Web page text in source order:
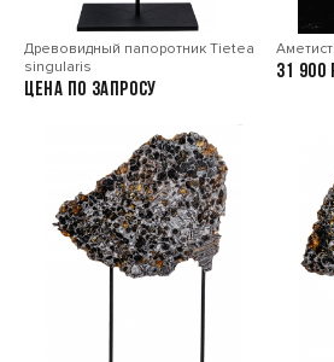
Древовидный папоротник Tietea
singularis
Цена по запросу
Аметист
31 900